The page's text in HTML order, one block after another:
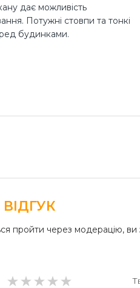
дає можливість
Потужні стовпи та тонкі
будинками.
пройти через модерацію, ви